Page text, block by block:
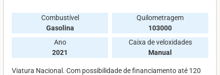
Combustível
Gasolina
Quilometragem
103000
Ano
2021
Caixa de veloxidades
Manual
Viatura Nacional. Com possibilidade de financiamento até 120